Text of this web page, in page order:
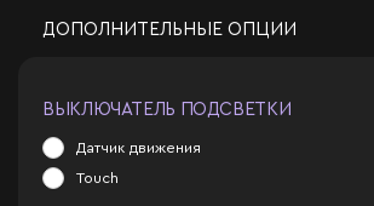
ДОПОЛНИТЕЛЬНЫЕ ОПЦИИ
ВЫКЛЮЧАТЕЛЬ ПОДСВЕТКИ
Датчик движения
Touch